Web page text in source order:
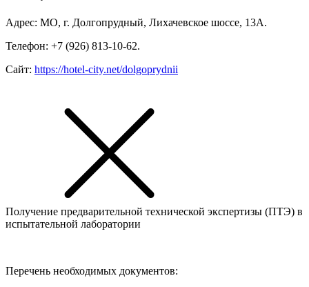
Адрес: МО, г. Долгопрудный, Лихачевское шоссе, 13А.
Телефон: +7 (926) 813-10-62.
Сайт: https://hotel-city.net/dolgoprydnii
Получение предварительной технической экспертизы (ПТЭ) в
испытательной лаборатории
Перечень необходимых документов: